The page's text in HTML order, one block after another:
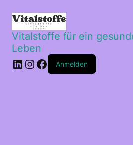
Vitalstoffe für ein
Leben
LinkedIn
Instagram
Facebook
Anmelden